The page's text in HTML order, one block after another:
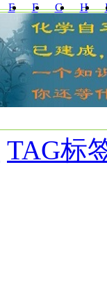
E F G H
TAG标